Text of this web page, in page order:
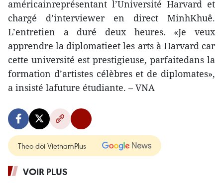
américainreprésentant l’Université Harvard et
chargé d’interviewer en direct MinhKhuê.
L’entretien a duré deux heures. «Je veux
apprendre la diplomatieet les arts à Harvard car
cette université est prestigieuse, parfaitedans la
formation d’artistes célèbres et de diplomates»,
a insisté lafuture étudiante. – VNA
Theo dõi VietnamPlus
VOIR PLUS